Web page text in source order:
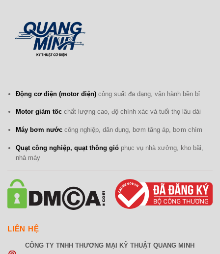
Động cơ điện (motor điện)công suất đa dạng, vận hành bền bỉ
Motor giảm tốcchất lượng cao, độ chính xác và tuổi thọ lâu dài
Máy bơm nướccông nghiệp, dân dụng, bơm tăng áp, bơm chìm
Quạt công nghiệp, quạt thông gióphục vụ nhà xưởng, kho bãi,
nhà máy
LIÊN HỆ
CÔNG TY TNHH THƯƠNG MẠI KỸ THUẬT QUANG MINH